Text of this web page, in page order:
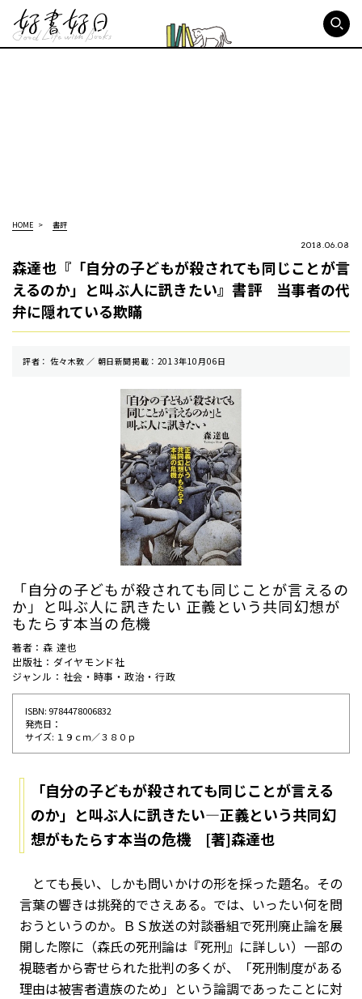
HOME 書評
2018.06.08
森達也『「自分の子どもが殺されても同じことが言
えるのか」と叫ぶ人に訊きたい』書評 当事者の代
弁に隠れている欺瞞
評者： 佐々木敦 ／ 朝⽇新聞掲載：2013年10月06日
「自分の子どもが殺されても同じことが言えるの
か」と叫ぶ人に訊きたい 正義という共同幻想が
もたらす本当の危機
著者：森 達也
出版社：ダイヤモンド社
ジャンル：社会・時事・政治・行政
ISBN: 9784478006832
発売⽇：
サイズ: １９ｃｍ／３８０ｐ
「自分の子どもが殺されても同じことが言える
のか」と叫ぶ人に訊きたい―正義という共同幻
想がもたらす本当の危機 [著]森達也
とても長い、しかも問いかけの形を採った題名。その
言葉の響きは挑発的でさえある。では、いったい何を問
おうというのか。ＢＳ放送の対談番組で死刑廃止論を展
開した際に（森氏の死刑論は『死刑』に詳しい）一部の
視聴者から寄せられた批判の多くが、「死刑制度がある
理由は被害者遺族のため」という論調であったことに対